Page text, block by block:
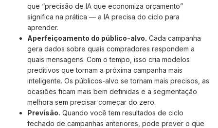
que “precisão de IA que economiza orçamento”
significa na prática — a IA precisa do ciclo para
aprender.
Aperfeiçoamento do público-alvo. Cada campanha
gera dados sobre quais compradores respondem a
quais mensagens. Com o tempo, isso cria modelos
preditivos que tornam a próxima campanha mais
inteligente. Os públicos-alvo se tornam mais precisos, as
ocasiões ficam mais bem definidas e a segmentação
melhora sem precisar começar do zero.
Previsão. Quando você tem resultados de ciclo
fechado de campanhas anteriores, pode prever o que